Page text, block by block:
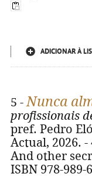
ADICIONAR À
5 -Nunca
profissionais
pref. Pedro
Actual, 2026.
And other
ISBN 978-989-